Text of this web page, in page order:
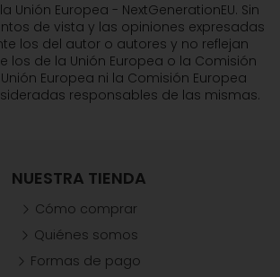
Unión Europea - NextGenerationEU. Sin
de vista y las opiniones expresadas
los del autor o autores y no reflejan
los de la Unión Europea o la Comisión
Europea ni la Comisión Europea
responsables de las mismas.
NUESTRA TIENDA
Cómo comprar
Quiénes somos
Formas de pago